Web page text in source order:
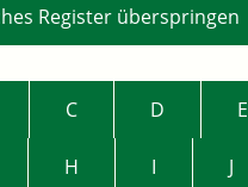
Register überspringen
C D E
H I J